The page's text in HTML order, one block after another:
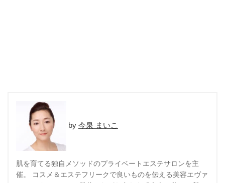
今泉 まいこ
肌を育てる独自メソッドのプライベートエステサロンを主
催。 コスメ＆エステフリークで良いものを伝える美容エヴァ